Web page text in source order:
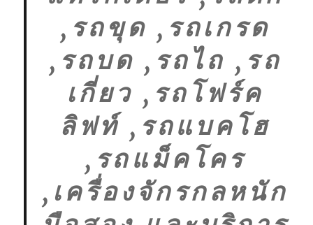
,รถขุด ,รถเกรด
,รถบด ,รถไถ ,รถ
เกี่ยว ,รถโฟร์ค
ลิฟท์ ,รถแบคโฮ
,รถแม็คโคร
,เครื่องจักรกลหนัก